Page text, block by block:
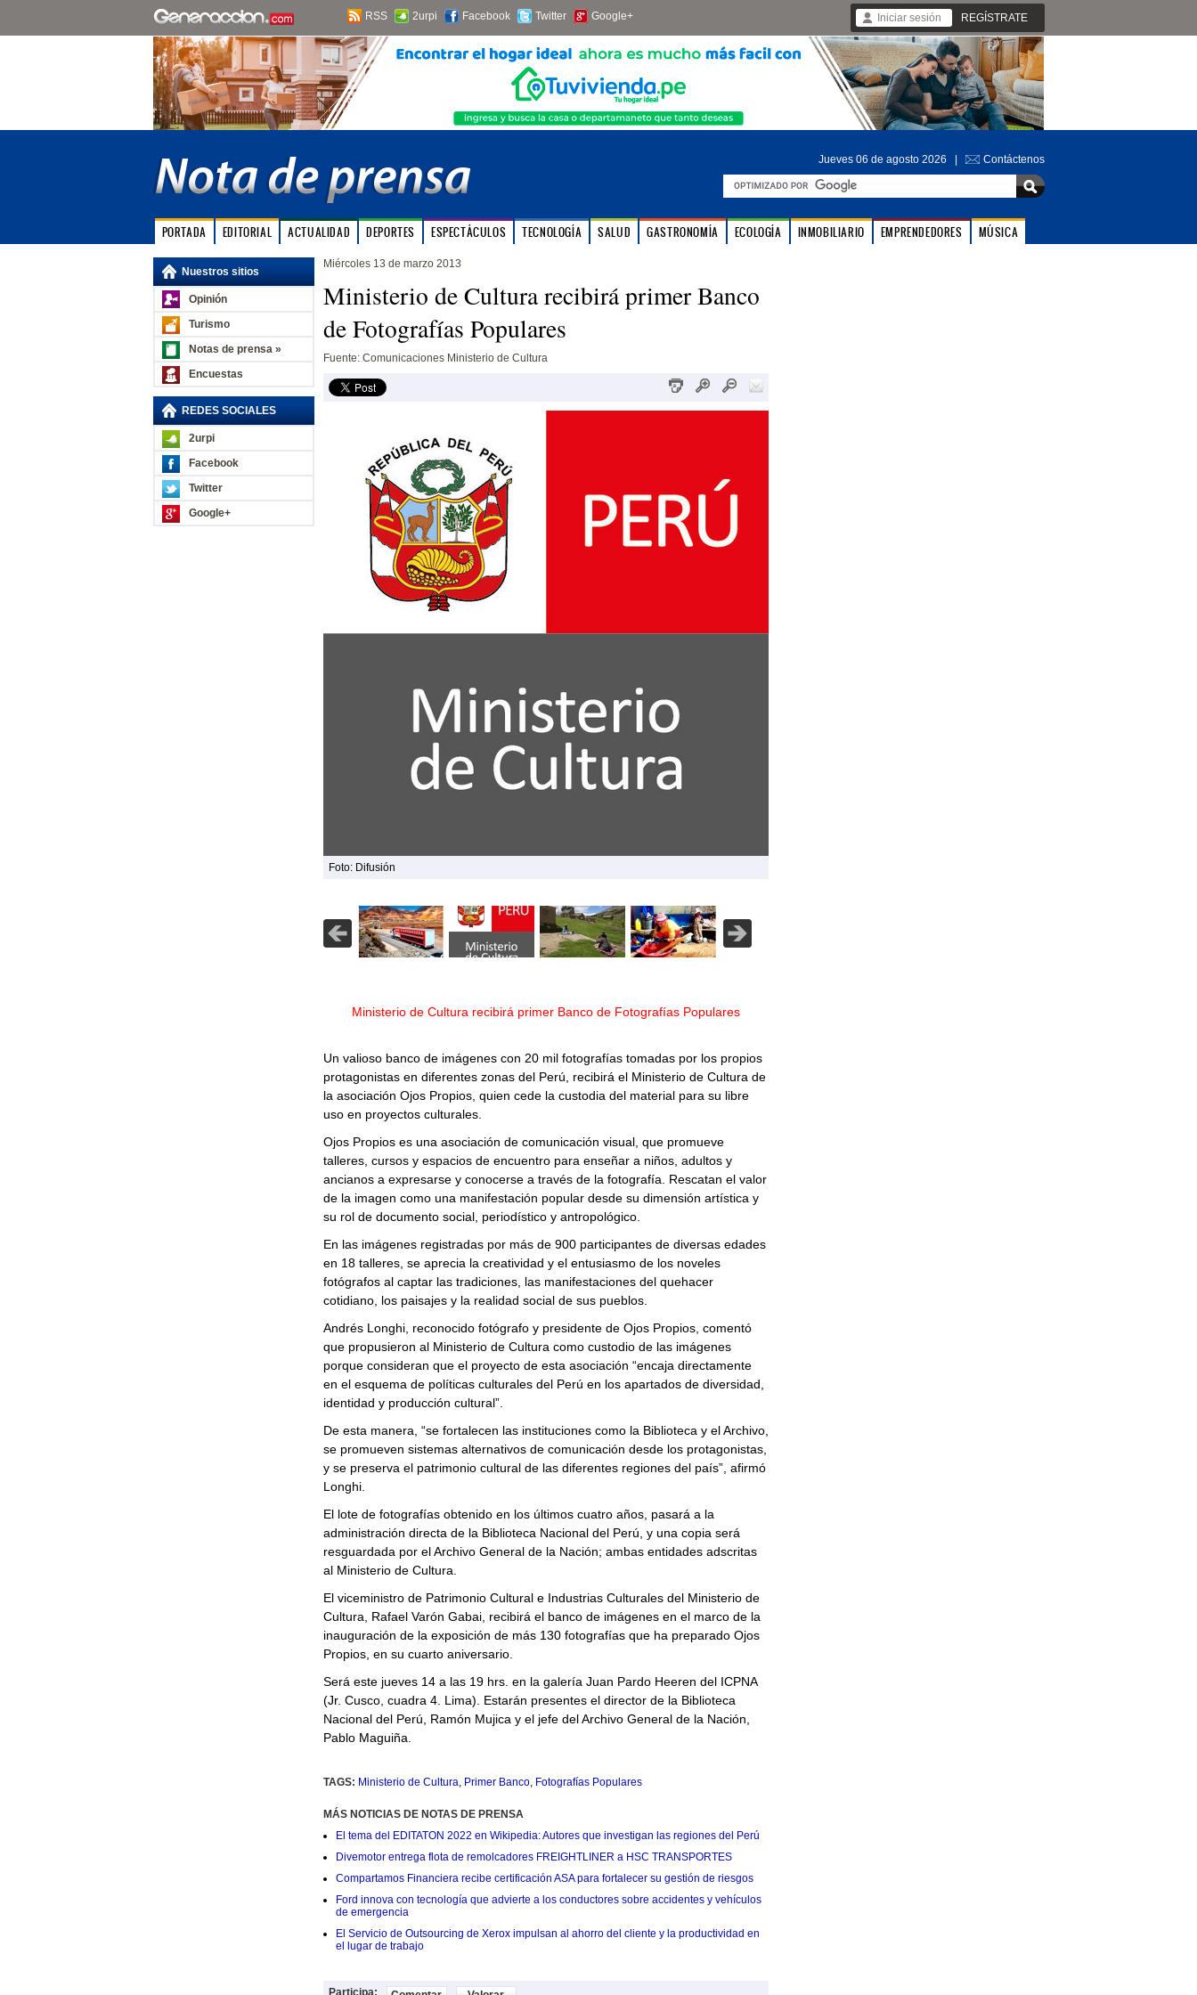
RSS 2urpi Facebook Twitter Google+ Iniciar sesión REGÍSTRATE
Jueves 06 de agosto 2026 | Contáctenos
PORTADA EDITORIAL ACTUALIDAD DEPORTES ESPECTÁCULOS TECNOLOGÍA SALUD GASTRONOMÍA ECOLOGÍA INMOBILIARIO EMPRENDEDORES MÚSICA
Nuestros sitios
Opinión
Turismo
Notas de prensa »
Encuestas
REDES SOCIALES
2urpi
Facebook
Twitter
Google+
Miércoles 13 de marzo 2013
Ministerio de Cultura recibirá primer Banco
de Fotografías Populares
Fuente: Comunicaciones Ministerio de Cultura
Foto: Difusión
Ministerio de Cultura recibirá primer Banco de Fotografías Populares
Un valioso banco de imágenes con 20 mil fotografías tomadas por los propios
protagonistas en diferentes zonas del Perú, recibirá el Ministerio de Cultura de
la asociación Ojos Propios, quien cede la custodia del material para su libre
uso en proyectos culturales.
Ojos Propios es una asociación de comunicación visual, que promueve
talleres, cursos y espacios de encuentro para enseñar a niños, adultos y
ancianos a expresarse y conocerse a través de la fotografía. Rescatan el valor
de la imagen como una manifestación popular desde su dimensión artística y
su rol de documento social, periodístico y antropológico.
En las imágenes registradas por más de 900 participantes de diversas edades
en 18 talleres, se aprecia la creatividad y el entusiasmo de los noveles
fotógrafos al captar las tradiciones, las manifestaciones del quehacer
cotidiano, los paisajes y la realidad social de sus pueblos.
Andrés Longhi, reconocido fotógrafo y presidente de Ojos Propios, comentó
que propusieron al Ministerio de Cultura como custodio de las imágenes
porque consideran que el proyecto de esta asociación “encaja directamente
en el esquema de políticas culturales del Perú en los apartados de diversidad,
identidad y producción cultural”.
De esta manera, “se fortalecen las instituciones como la Biblioteca y el Archivo,
se promueven sistemas alternativos de comunicación desde los protagonistas,
y se preserva el patrimonio cultural de las diferentes regiones del país”, afirmó
Longhi.
El lote de fotografías obtenido en los últimos cuatro años, pasará a la
administración directa de la Biblioteca Nacional del Perú, y una copia será
resguardada por el Archivo General de la Nación; ambas entidades adscritas
al Ministerio de Cultura.
El viceministro de Patrimonio Cultural e Industrias Culturales del Ministerio de
Cultura, Rafael Varón Gabai, recibirá el banco de imágenes en el marco de la
inauguración de la exposición de más 130 fotografías que ha preparado Ojos
Propios, en su cuarto aniversario.
Será este jueves 14 a las 19 hrs. en la galería Juan Pardo Heeren del ICPNA
(Jr. Cusco, cuadra 4. Lima). Estarán presentes el director de la Biblioteca
Nacional del Perú, Ramón Mujica y el jefe del Archivo General de la Nación,
Pablo Maguiña.
TAGS: Ministerio de Cultura, Primer Banco, Fotografías Populares
MÁS NOTICIAS DE NOTAS DE PRENSA
El tema del EDITATON 2022 en Wikipedia: Autores que investigan las regiones del Perú
Divemotor entrega flota de remolcadores FREIGHTLINER a HSC TRANSPORTES
Compartamos Financiera recibe certificación ASA para fortalecer su gestión de riesgos
Ford innova con tecnología que advierte a los conductores sobre accidentes y vehículos
de emergencia
El Servicio de Outsourcing de Xerox impulsan al ahorro del cliente y la productividad en
el lugar de trabajo
Participa: